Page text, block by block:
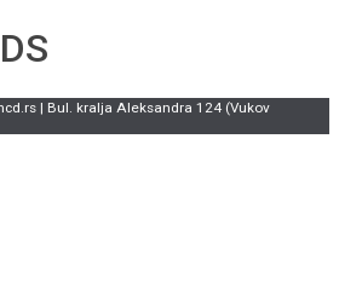
| Bul. kralja Aleksandra 124 (Vukov